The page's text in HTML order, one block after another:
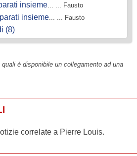
insieme ... ... Fausto
insieme ... ... Fausto
(8)
è disponibile un collegamento ad una
correlate a Pierre Louis.